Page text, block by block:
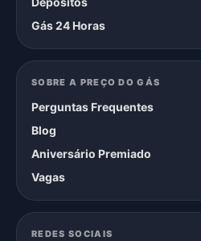
Gás 24 Horas
SOBRE A PREÇO DO GÁS
Perguntas Frequentes
Blog
Aniversário Premiado
Vagas
REDES SOCIAIS